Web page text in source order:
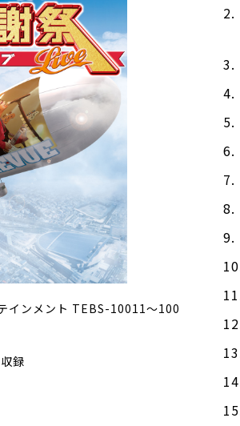
インメント TEBS-10011〜100
録